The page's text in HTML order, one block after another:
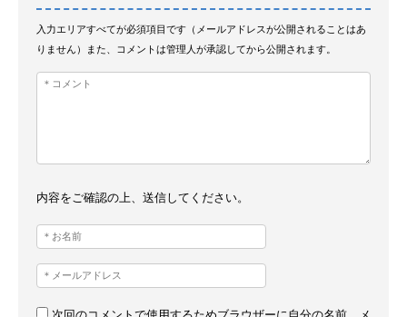
入力エリアすべてが必須項目です（メールアドレスが公開されることはあ
りません）また、コメントは管理人が承認してから公開されます。
内容をご確認の上、送信してください。